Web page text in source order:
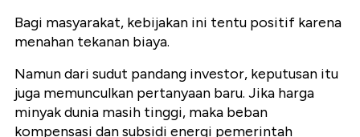
Bagi masyarakat, kebijakan ini tentu positif karena
menahan tekanan biaya.
Namun dari sudut pandang investor, keputusan itu
juga memunculkan pertanyaan baru. Jika harga
minyak dunia masih tinggi, maka beban
kompensasi dan subsidi energi pemerintah